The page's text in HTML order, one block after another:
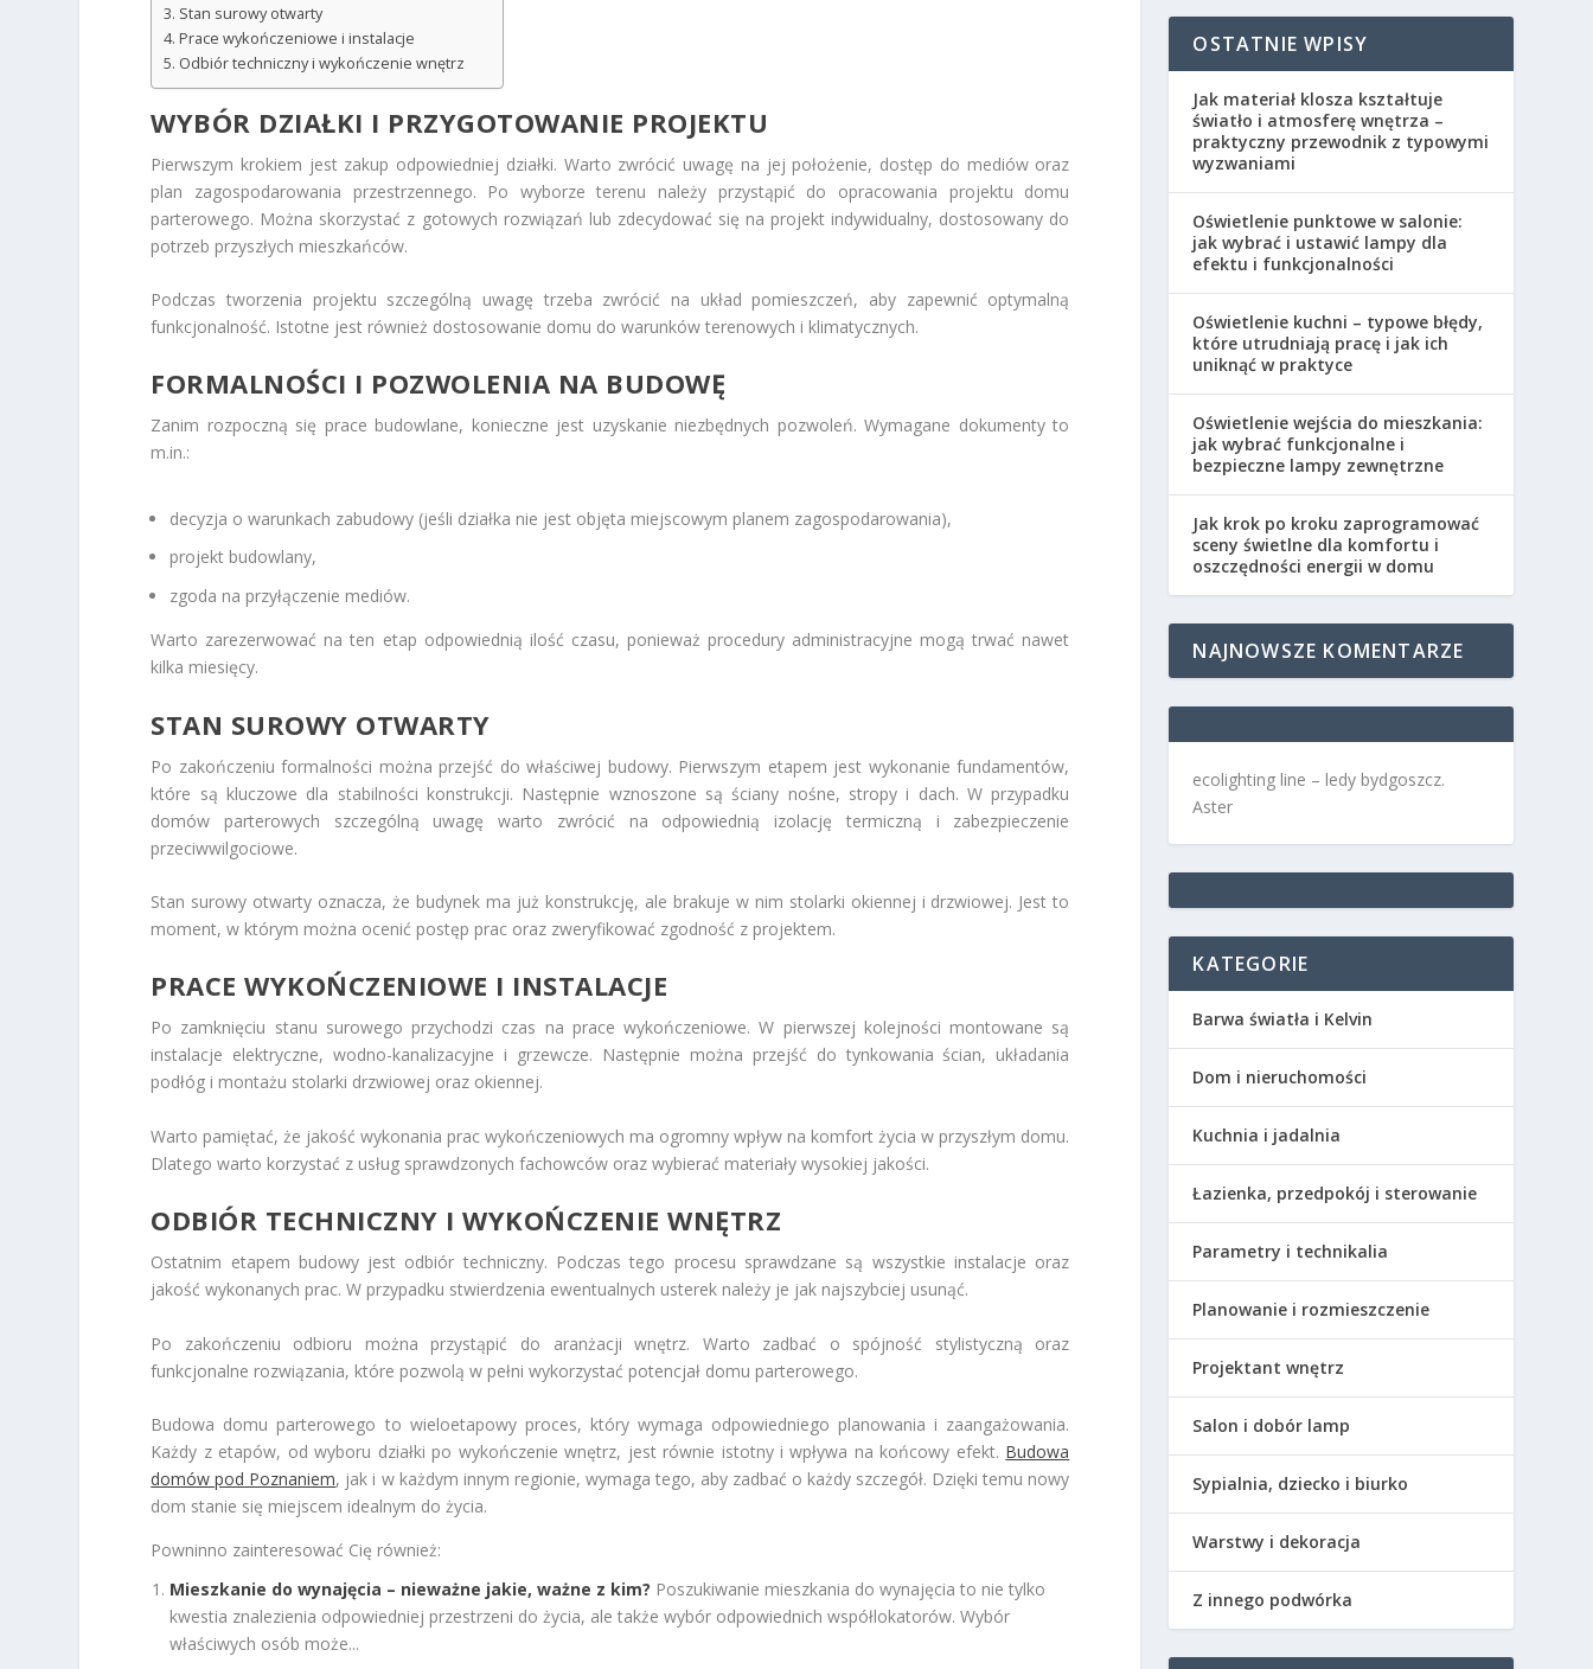
Stan surowy otwarty
Prace wykończeniowe i instalacje
Odbiór techniczny i wykończenie wnętrz
WYBÓR DZIAŁKI I PRZYGOTOWANIE PROJEKTU
Pierwszym krokiem jest zakup odpowiedniej działki. Warto zwrócić uwagę na jej położenie, dostęp do mediów oraz
plan zagospodarowania przestrzennego. Po wyborze terenu należy przystąpić do opracowania projektu domu
parterowego. Można skorzystać z gotowych rozwiązań lub zdecydować się na projekt indywidualny, dostosowany do
potrzeb przyszłych mieszkańców.
Podczas tworzenia projektu szczególną uwagę trzeba zwrócić na układ pomieszczeń, aby zapewnić optymalną
funkcjonalność. Istotne jest również dostosowanie domu do warunków terenowych i klimatycznych.
FORMALNOŚCI I POZWOLENIA NA BUDOWĘ
Zanim rozpoczną się prace budowlane, konieczne jest uzyskanie niezbędnych pozwoleń. Wymagane dokumenty to
m.in.:
decyzja o warunkach zabudowy (jeśli działka nie jest objęta miejscowym planem zagospodarowania),
projekt budowlany,
zgoda na przyłączenie mediów.
Warto zarezerwować na ten etap odpowiednią ilość czasu, ponieważ procedury administracyjne mogą trwać nawet
kilka miesięcy.
STAN SUROWY OTWARTY
Po zakończeniu formalności można przejść do właściwej budowy. Pierwszym etapem jest wykonanie fundamentów,
które są kluczowe dla stabilności konstrukcji. Następnie wznoszone są ściany nośne, stropy i dach. W przypadku
domów parterowych szczególną uwagę warto zwrócić na odpowiednią izolację termiczną i zabezpieczenie
przeciwwilgociowe.
Stan surowy otwarty oznacza, że budynek ma już konstrukcję, ale brakuje w nim stolarki okiennej i drzwiowej. Jest to
moment, w którym można ocenić postęp prac oraz zweryfikować zgodność z projektem.
PRACE WYKOŃCZENIOWE I INSTALACJE
Po zamknięciu stanu surowego przychodzi czas na prace wykończeniowe. W pierwszej kolejności montowane są
instalacje elektryczne, wodno-kanalizacyjne i grzewcze. Następnie można przejść do tynkowania ścian, układania
podłóg i montażu stolarki drzwiowej oraz okiennej.
Warto pamiętać, że jakość wykonania prac wykończeniowych ma ogromny wpływ na komfort życia w przyszłym domu.
Dlatego warto korzystać z usług sprawdzonych fachowców oraz wybierać materiały wysokiej jakości.
ODBIÓR TECHNICZNY I WYKOŃCZENIE WNĘTRZ
Ostatnim etapem budowy jest odbiór techniczny. Podczas tego procesu sprawdzane są wszystkie instalacje oraz
jakość wykonanych prac. W przypadku stwierdzenia ewentualnych usterek należy je jak najszybciej usunąć.
Po zakończeniu odbioru można przystąpić do aranżacji wnętrz. Warto zadbać o spójność stylistyczną oraz
funkcjonalne rozwiązania, które pozwolą w pełni wykorzystać potencjał domu parterowego.
Budowa domu parterowego to wieloetapowy proces, który wymaga odpowiedniego planowania i zaangażowania.
Każdy z etapów, od wyboru działki po wykończenie wnętrz, jest równie istotny i wpływa na końcowy efekt. Budowa
domów pod Poznaniem, jak i w każdym innym regionie, wymaga tego, aby zadbać o każdy szczegół. Dzięki temu nowy
dom stanie się miejscem idealnym do życia.
Powninno zainteresować Cię również:
Mieszkanie do wynajęcia – nieważne jakie, ważne z kim? Poszukiwanie mieszkania do wynajęcia to nie tylko
kwestia znalezienia odpowiedniej przestrzeni do życia, ale także wybór odpowiednich współlokatorów. Wybór
właściwych osób może...
OSTATNIE WPISY
Jak materiał klosza kształtuje
światło i atmosferę wnętrza –
praktyczny przewodnik z typowymi
wyzwaniami
Oświetlenie punktowe w salonie:
jak wybrać i ustawić lampy dla
efektu i funkcjonalności
Oświetlenie kuchni – typowe błędy,
które utrudniają pracę i jak ich
uniknąć w praktyce
Oświetlenie wejścia do mieszkania:
jak wybrać funkcjonalne i
bezpieczne lampy zewnętrzne
Jak krok po kroku zaprogramować
sceny świetlne dla komfortu i
oszczędności energii w domu
NAJNOWSZE KOMENTARZE
ecolighting line – ledy bydgoszcz.
Aster
KATEGORIE
Barwa światła i Kelvin
Dom i nieruchomości
Kuchnia i jadalnia
Łazienka, przedpokój i sterowanie
Parametry i technikalia
Planowanie i rozmieszczenie
Projektant wnętrz
Salon i dobór lamp
Sypialnia, dziecko i biurko
Warstwy i dekoracja
Z innego podwórka